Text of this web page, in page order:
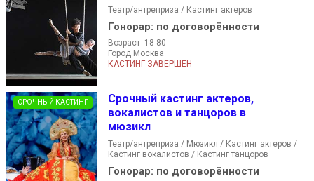
Театр/антреприза / Кастинг актеров
Гонорар: по договорённости
Возраст 18-80
Город Москва
КАСТИНГ ЗАВЕРШЕН
СРОЧНЫЙ КАСТИНГ
Срочный кастинг актеров,
вокалистов и танцоров в
мюзикл
Театр/антреприза / Мюзикл / Кастинг актеров /
Кастинг вокалистов / Кастинг танцоров
Гонорар: по договорённости